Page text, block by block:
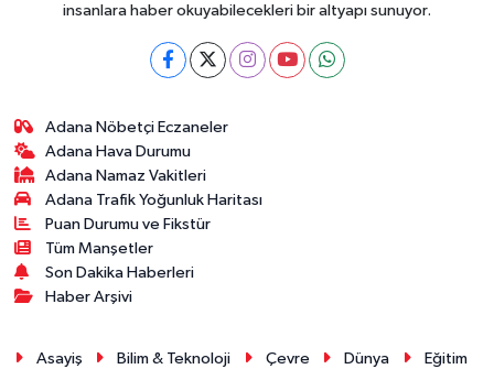
insanlara haber okuyabilecekleri bir altyapı sunuyor.
Adana Nöbetçi Eczaneler
Adana Hava Durumu
Adana Namaz Vakitleri
Adana Trafik Yoğunluk Haritası
Puan Durumu ve Fikstür
Tüm Manşetler
Son Dakika Haberleri
Haber Arşivi
Asayiş Bilim & Teknoloji Çevre Dünya
Eğitim